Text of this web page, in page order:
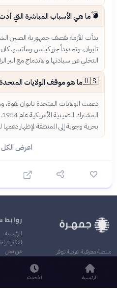
💣ما هي الأسباب المباشرة التي أدت
بدأت الأزمة بقصف جمهورية الصين
تايوان، وتحديداً جزر كينمن وماتسو.
التخلي عن سيادتها والاندماج مع البر
🇺🇸ما هو موقف الولايات
دعمت الولايات المتحدة تايوان
بحرية وجوية إلى المنطقة لإظهار
اعرض الكل
منصة معرفية عربية توفر
العلوم والثقافة والفكر
روابط
الرئيسية
الأكثر
من نحن
الرئيسية الأحدث